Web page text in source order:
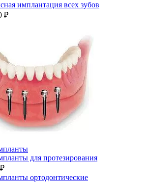
имплантация всех зубов
₽
для протезирования
₽
ортодонтические